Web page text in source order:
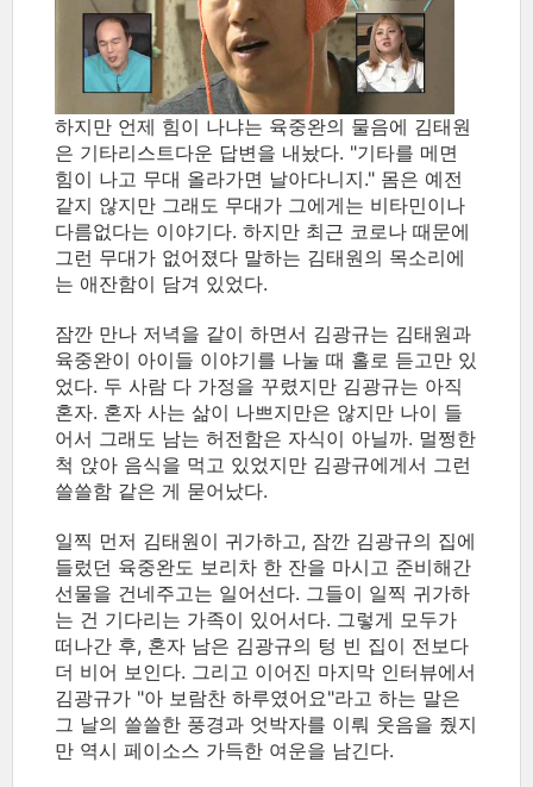
하지만 언제 힘이 나냐는 육중완의 물음에 김태원
은 기타리스트다운 답변을 내놨다. "기타를 메면
힘이 나고 무대 올라가면 날아다니지." 몸은 예전
같지 않지만 그래도 무대가 그에게는 비타민이나
다름없다는 이야기다. 하지만 최근 코로나 때문에
그런 무대가 없어졌다 말하는 김태원의 목소리에
는 애잔함이 담겨 있었다.
잠깐 만나 저녁을 같이 하면서 김광규는 김태원과
육중완이 아이들 이야기를 나눌 때 홀로 듣고만 있
었다. 두 사람 다 가정을 꾸렸지만 김광규는 아직
혼자. 혼자 사는 삶이 나쁘지만은 않지만 나이 들
어서 그래도 남는 허전함은 자식이 아닐까. 멀쩡한
척 앉아 음식을 먹고 있었지만 김광규에게서 그런
쓸쓸함 같은 게 묻어났다.
일찍 먼저 김태원이 귀가하고, 잠깐 김광규의 집에
들렀던 육중완도 보리차 한 잔을 마시고 준비해간
선물을 건네주고는 일어선다. 그들이 일찍 귀가하
는 건 기다리는 가족이 있어서다. 그렇게 모두가
떠나간 후, 혼자 남은 김광규의 텅 빈 집이 전보다
더 비어 보인다. 그리고 이어진 마지막 인터뷰에서
김광규가 "아 보람찬 하루였어요"라고 하는 말은
그 날의 쓸쓸한 풍경과 엇박자를 이뤄 웃음을 줬지
만 역시 페이소스 가득한 여운을 남긴다.